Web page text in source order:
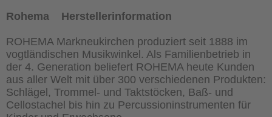
Rohema Herstellerinformation
ROHEMA Markneukirchen produziert seit 1888 im
vogtländischen Musikwinkel. Als Familienbetrieb in
der 4. Generation beliefert ROHEMA heute Kunden
aus aller Welt mit über 300 verschiedenen Produkten:
Schlägel, Trommel- und Taktstöcken, Baß- und
Cellostachel bis hin zu Percussioninstrumenten für